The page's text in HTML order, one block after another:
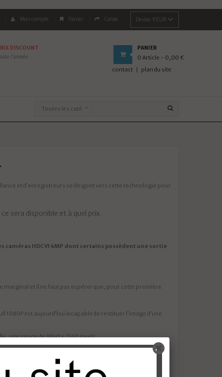
Devise: €EUR
Mon compte Panier Caisse
PANIER
0 Article - 0,00 €
DISCOUNT
l'année
contact
plan du site
et d’enregistreurs se dirigent vers cette technologie pour
sera disponible et à quel prix.
HDCVI 4MP dont certains possèdent une sortie
marginal et il ne faut pas espérer que, pour cette première
est aujourd’hui incapable de restituer l’image d’une
une image de 3840 x 2160 pixels.